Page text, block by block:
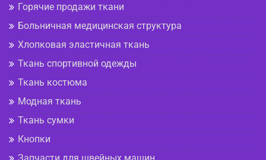
Горячие продажи ткани
Больничная медицинская структура
Хлопковая эластичная ткань
Ткань спортивной одежды
Ткань костюма
Модная ткань
Ткань сумки
Кнопки